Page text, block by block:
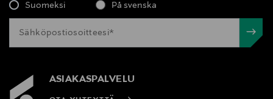
Suomeksi På svenska
ASIAKASPALVELU